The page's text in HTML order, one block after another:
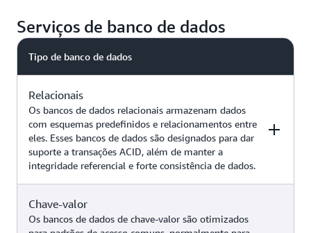
Serviços de banco de dados
Tipo de banco de dados
Relacionais
Os bancos de dados relacionais armazenam dados
com esquemas predefinidos e relacionamentos entre
eles. Esses bancos de dados são designados para dar
suporte a transações ACID, além de manter a
integridade referencial e forte consistência de dados.
Exemplos
Chave-valor
Os bancos de dados de chave-valor são otimizados